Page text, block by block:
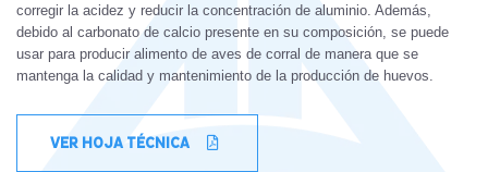
corregir la acidez y reducir la concentración de aluminio. Además,
debido al carbonato de calcio presente en su composición, se puede
usar para producir alimento de aves de corral de manera que se
mantenga la calidad y mantenimiento de la producción de huevos.
VER HOJA TÉCNICA